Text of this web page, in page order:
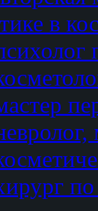
в
по